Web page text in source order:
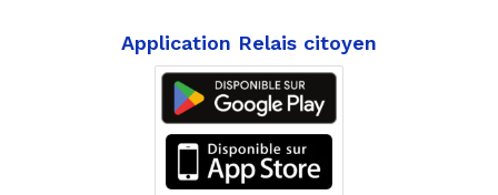
Application Relais citoyen